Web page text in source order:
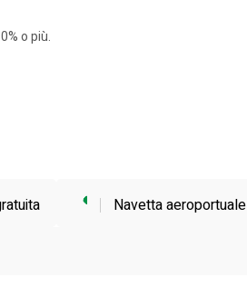
o più.
Navetta aeroportuale